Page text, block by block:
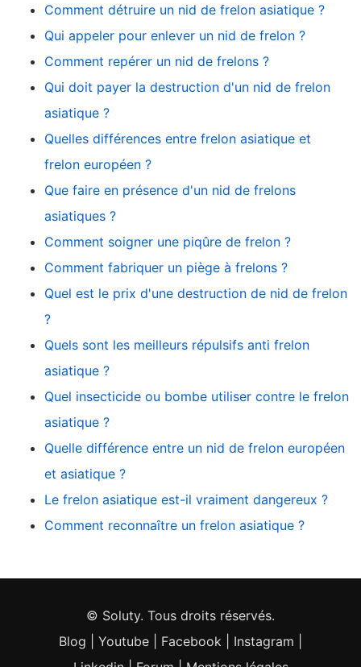
Comment détruire un nid de frelon asiatique ?
Qui appeler pour enlever un nid de frelon ?
Comment repérer un nid de frelons ?
Qui doit payer la destruction d'un nid de frelon
asiatique ?
Quelles différences entre frelon asiatique et
frelon européen ?
Que faire en présence d'un nid de frelons
asiatiques ?
Comment soigner une piqûre de frelon ?
Comment fabriquer un piège à frelons ?
Quel est le prix d'une destruction de nid de frelon
?
Quels sont les meilleurs répulsifs anti frelon
asiatique ?
Quel insecticide ou bombe utiliser contre le frelon
asiatique ?
Quelle différence entre un nid de frelon européen
et asiatique ?
Le frelon asiatique est-il vraiment dangereux ?
Comment reconnaître un frelon asiatique ?
© Soluty. Tous droits réservés.
Blog
Youtube Facebook Instagram